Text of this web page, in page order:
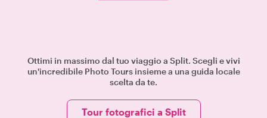
Ottimi in massimo dal tuo viaggio a Split. Scegli e vivi
un'incredibile Photo Tours insieme a una guida locale
scelta da te.
Tour fotografici a Split